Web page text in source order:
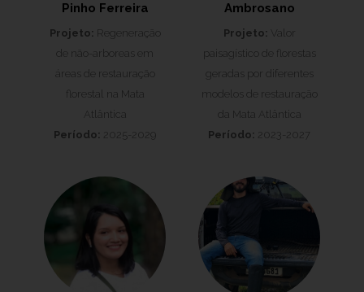
Pinho Ferreira
Projeto: Regeneração
de não-arboreas em
áreas de restauração
florestal na Mata
Atlântica
Período: 2025-2029
Ambrosano
Projeto: Valor
paisagístico de florestas
geradas por diferentes
modelos de restauração
da Mata Atlântica
Período: 2023-2027